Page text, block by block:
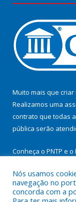
Muito mais que criar
Realizamos uma
contrato que todas
pública serão
Conheça o PNTP e o
Nós usamos
navegação no
concorda com a